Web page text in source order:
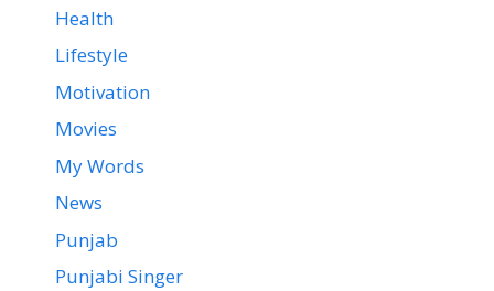
Health
Lifestyle
Motivation
Movies
My Words
News
Punjab
Punjabi Singer